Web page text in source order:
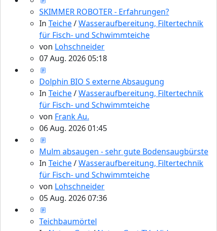
SKIMMER ROBOTER - Erfahrungen?
In Teiche/Wasseraufbereitung, Filtertechnik
für Fisch- und Schwimmteiche
von Lohschneider
07 Aug. 2026 05:18
Dolphin BIO S externe Absaugung
In Teiche/Wasseraufbereitung, Filtertechnik
für Fisch- und Schwimmteiche
von Frank Au.
06 Aug. 2026 01:45
Mulm absaugen - sehr gute Bodensaugbürste
In Teiche/Wasseraufbereitung, Filtertechnik
für Fisch- und Schwimmteiche
von Lohschneider
05 Aug. 2026 07:36
Teichbaumörtel